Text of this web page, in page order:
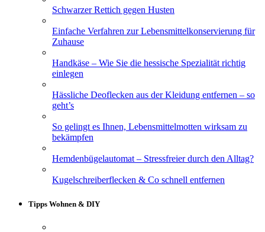
Schwarzer Rettich gegen Husten
Einfache Verfahren zur Lebensmittelkonservierung für
Zuhause
Handkäse – Wie Sie die hessische Spezialität richtig
einlegen
Hässliche Deoflecken aus der Kleidung entfernen – so
geht’s
So gelingt es Ihnen, Lebensmittelmotten wirksam zu
bekämpfen
Hemdenbügelautomat – Stressfreier durch den Alltag?
Kugelschreiberflecken & Co schnell entfernen
Tipps Wohnen & DIY